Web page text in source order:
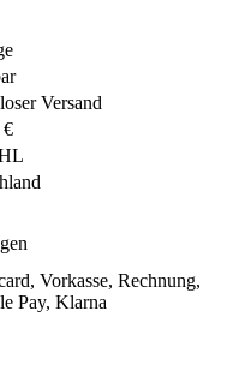
Versand
€
Vorkasse, Rechnung,
Pay, Klarna